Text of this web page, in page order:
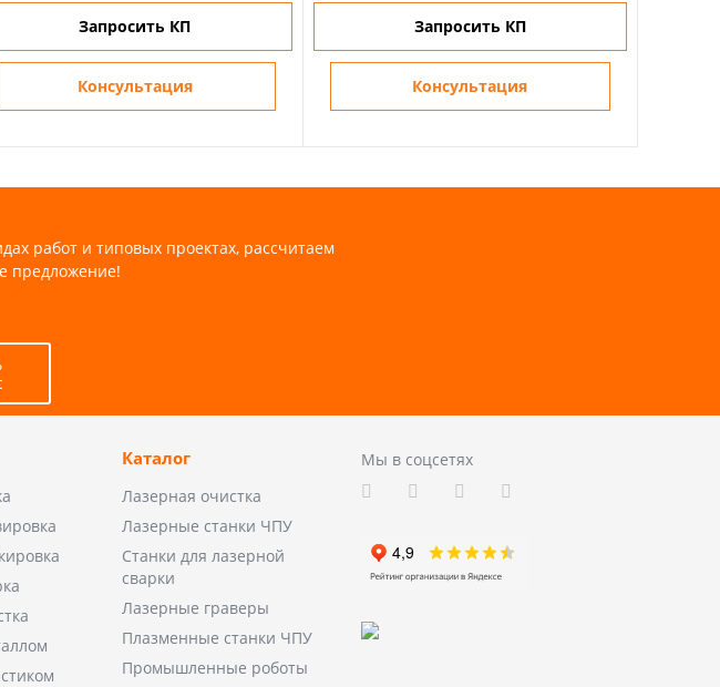
Запросить КП
Консультация
Запросить КП
Консультация
работ и типовых проектах, рассчитаем
предложение!
Каталог
Лазерная очистка
Лазерные станки ЧПУ
Станки для лазерной
сварки
Лазерные граверы
Плазменные станки ЧПУ
Промышленные роботы
Мы в соцсетях